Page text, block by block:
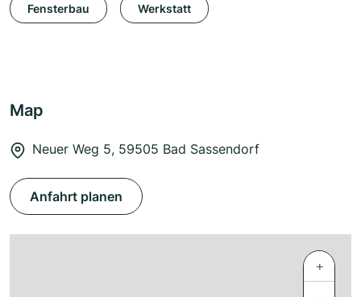
Fensterbau Werkstatt
Map
Neuer Weg 5, 59505 Bad Sassendorf
Anfahrt planen
+